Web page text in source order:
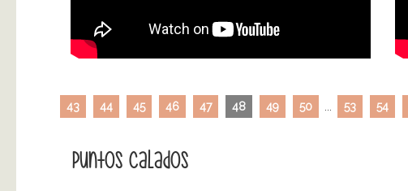
43 44 45 46 47 48 49 50 53 54
Puntos Calados